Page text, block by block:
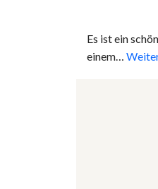
Es ist ein
einem…